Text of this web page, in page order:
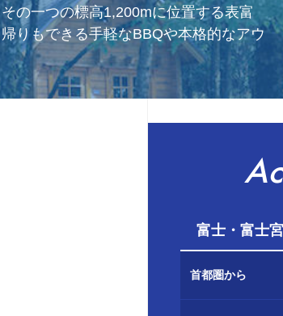
の一つの標高1,200mに位置する表富
りもできる手軽なBBQや本格的なアウ
富士・富士
首都圏から